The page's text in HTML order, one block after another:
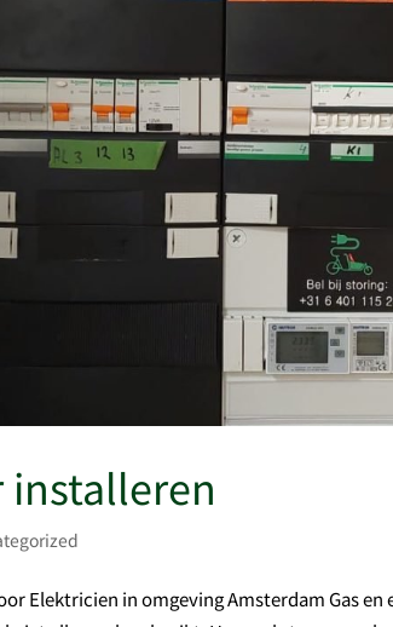
installeren
Elektricien in omgeving Amsterdam Gas